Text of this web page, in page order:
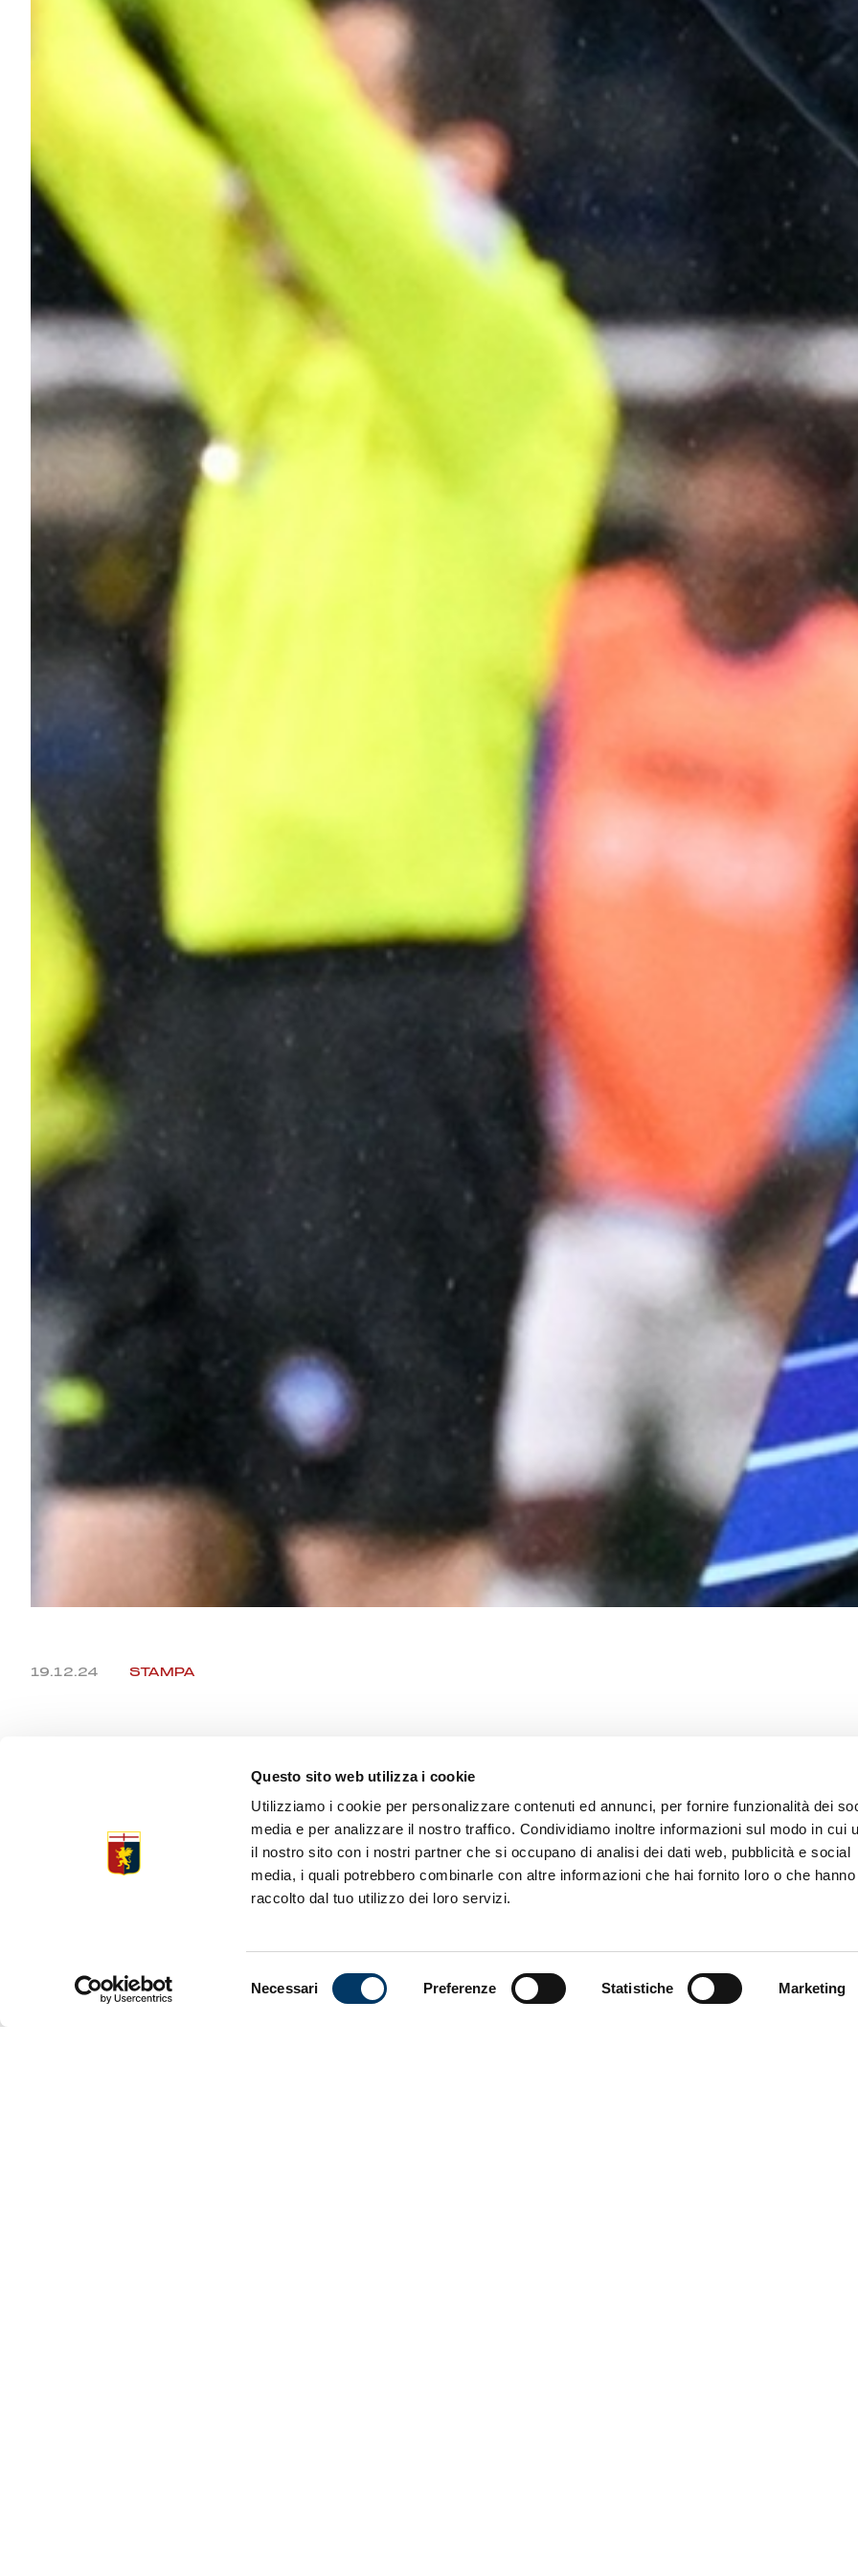
Questo sito web utilizza i cookie
Utilizziamo i cookie per personalizzare contenuti ed annunci, per fornire funzionalità dei
media e per analizzare il nostro traffico. Condividiamo inoltre informazioni sul modo in cui
il nostro sito con i nostri partner che si occupano di analisi dei dati web, pubblicità e social
media, i quali potrebbero combinarle con altre informazioni che hai fornito loro o che hanno
raccolto dal tuo utilizzo dei loro servizi.
Necessari Preferenze Statistiche Marketing
Summer Sale
Party
Outlet
Helan x Genoa
Isolani x Genoa
Gift Card Online Store
19.12.24 STAMPA
VIDEO CONFERENZE –
VIEIRA
Il tecnico rossoblù ha dato il benvenuto all’imprenditore Dan Șucu nella
stampa della pre-vigilia. Il video tratto dalla web-tv Genoa Channel.